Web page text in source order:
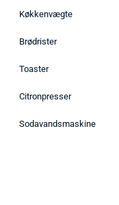
Køkkenvægte
Brødrister
Toaster
Citronpresser
Sodavandsmaskine